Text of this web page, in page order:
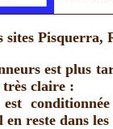
Pisquerra,
est plus
très claire :
est
reste dans